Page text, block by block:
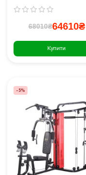
68010₴64610₴
Купити
-5%